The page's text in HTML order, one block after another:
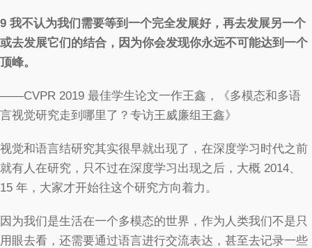
9 我不认为我们需要等到一个完全发展好，再去发展另一个
或去发展它们的结合，因为你会发现你永远不可能达到一个
顶峰。
——CVPR 2019 最佳学生论文一作王鑫，《多模态和多语
言视觉研究走到哪里了？专访王威廉组王鑫》
视觉和语言结研究其实很早就出现了，在深度学习时代之前
就有人在研究，只不过在深度学习出现之后，大概 2014、
15 年，大家才开始往这个研究方向着力。
因为我们是生活在一个多模态的世界，作为人类我们不是只
用眼去看，还需要通过语言进行交流表达，甚至去记录一些